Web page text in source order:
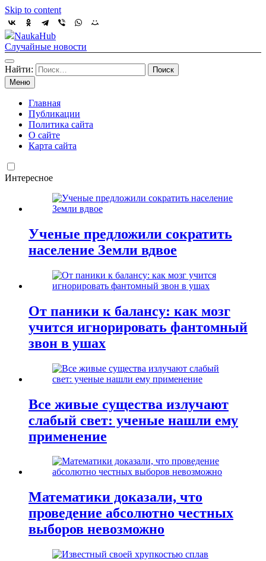
Skip to content
NaukaHub
Случайные новости
Найти:
Меню
Главная
Публикации
Политика сайта
О сайте
Карта сайта
Интересное
Ученые предложили сократить
население Земли вдвое
От паники к балансу: как мозг
учится игнорировать фантомный
звон в ушах
Все живые существа излучают
слабый свет: ученые нашли ему
применение
Математики доказали, что
проведение абсолютно честных
выборов невозможно